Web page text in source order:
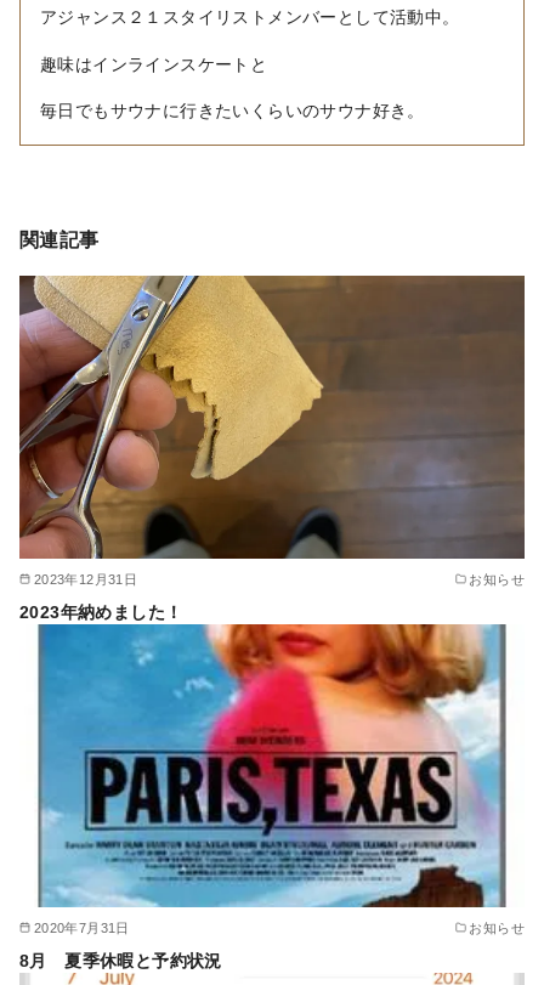
アジャンス２１スタイリストメンバーとして活動中。
趣味はインラインスケートと
毎日でもサウナに行きたいくらいのサウナ好き。
関連記事
2023年12月31日 お知らせ
2023年納めました！
2020年7月31日 お知らせ
8月 夏季休暇と予約状況